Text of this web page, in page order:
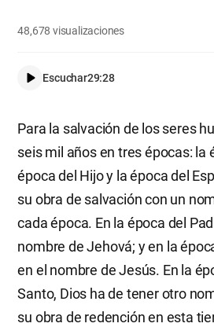
48,678visualizaciones
Escuchar29:28
Para la salvación de los seres
seis mil años en tres épocas: la
época del Hijo y la época del
su obra de salvación con un
cada época. En la época del
nombre de Jehová; y en la
en el nombre de Jesús. En la
Santo, Dios ha de tener otro
su obra de redención en esta